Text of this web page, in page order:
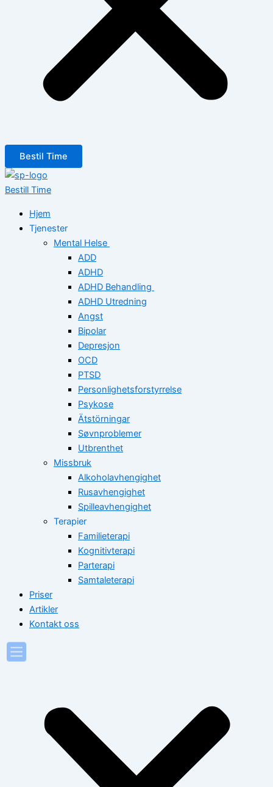
Bestil Time
Bestill Time
Hjem
Tjenester
Mental Helse
ADD
ADHD
ADHD Behandling
ADHD Utredning
Angst
Bipolar
Depresjon
OCD
PTSD
Personlighetsforstyrrelse
Psykose
Ätstörningar
Søvnproblemer
Utbrenthet
Missbruk
Alkoholavhengighet
Rusavhengighet
Spilleavhengighet
Terapier
Familieterapi
Kognitivterapi
Parterapi
Samtaleterapi
Priser
Artikler
Kontakt oss